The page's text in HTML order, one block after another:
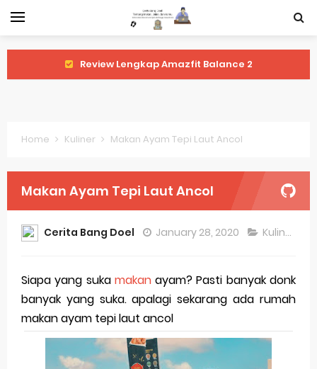
Review Lengkap Amazfit Balance 2
Review Lengkap Samsung Galaxy Watch 7
Perubahan Regulasi Merek Dagang
Sejarah Merek Dagang Terkenal
Evolusi Identitas Dagang
Review Lengkap Apple Watch Series 10
Merek Dagang dari Masa ke Masa
Perkembangan Merek Dagang Modern
Home Kuliner Makan Ayam Tepi Laut Ancol
Makan Ayam Tepi Laut Ancol
Cerita Bang Doel January 28, 2020 Kuliner
Siapa yang suka makanayam? Pasti banyak donk
banyak yang suka. apalagi sekarang ada rumah
makan ayam tepi laut ancol